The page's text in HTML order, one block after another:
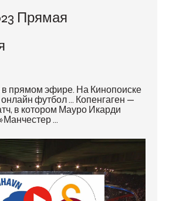
Прямая
прямом эфире. На Кинопоиске
футбол ... Копенгаген —
в котором Мауро Икарди
...